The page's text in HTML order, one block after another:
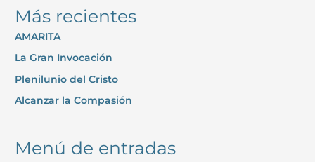
c
a
r
p
o
Más recientes
AMARITA
La Gran Invocación
Plenilunio del Cristo
Alcanzar la Compasión
Menú de entradas